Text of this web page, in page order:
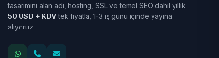
tasarımını alan adı, hosting, SSL ve temel SEO dahil yıllık
50 USD + KDVtek fiyatla, 1-3 iş günü içinde yayına
alıyoruz.